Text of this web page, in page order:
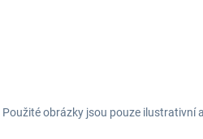
Použité obrázky jsou pouze ilustrativní